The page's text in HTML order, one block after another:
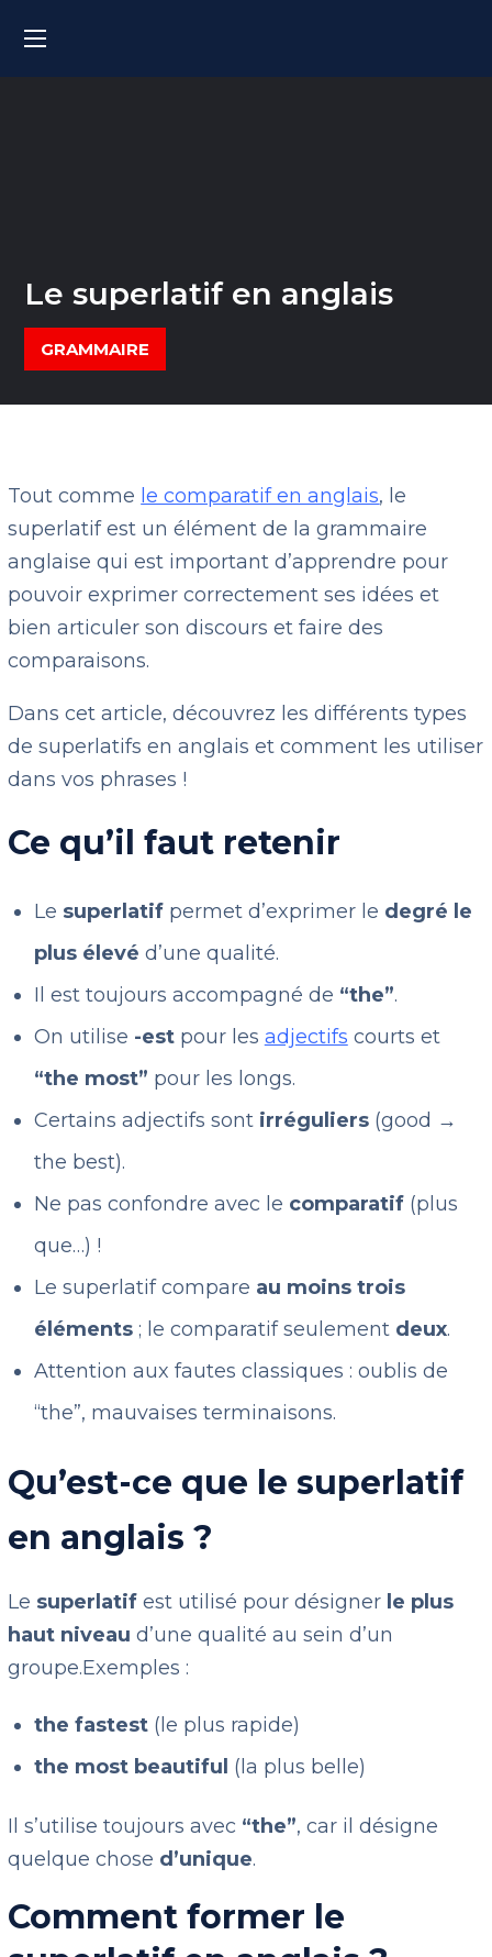
Le superlatif en anglais
GRAMMAIRE
Tout comme le comparatif en anglais, le
superlatif est un élément de la grammaire
anglaise qui est important d’apprendre pour
pouvoir exprimer correctement ses idées et
bien articuler son discours et faire des
comparaisons.
Dans cet article, découvrez les différents types
de superlatifs en anglais et comment les utiliser
dans vos phrases !
Ce qu’il faut retenir
Le superlatifpermet d’exprimer le degré le
plus élevé d’une qualité.
Il est toujours accompagné de “the”.
On utilise -estpour les adjectifs courts et
“the most” pour les longs.
Certains adjectifs sont irréguliers(good →
the best).
Ne pas confondre avec le comparatif(plus
que…) !
Le superlatif compare au moins trois
éléments; le comparatif seulement deux.
Attention aux fautes classiques : oublis de
“the”, mauvaises terminaisons.
Qu’est-ce que le superlatif
en anglais ?
Le superlatif est utilisé pour désigner le plus
haut niveau d’une qualité au sein d’un
groupe.Exemples :
the fastest(le plus rapide)
the most beautiful (la plus belle)
Il s’utilise toujours avec “the”, car il désigne
quelque chose d’unique.
Comment former le